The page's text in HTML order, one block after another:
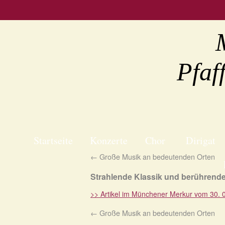
Startseite Konzerte Chor
Dirigat
← Große Musik an bedeutenden Orten
Strahlende Klassik und
>> Artikel im Münchener Merkur vom 30.
← Große Musik an bedeutenden Orten